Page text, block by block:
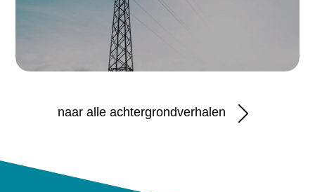
naar alle achtergrondverhalen